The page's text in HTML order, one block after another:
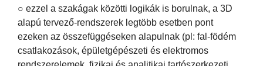
○ ezzel a szakágak közötti logikák is borulnak, a 3D
alapú tervező-rendszerek legtöbb esetben pont
ezeken az összefüggéseken alapulnak (pl: fal-födém
csatlakozások, épületgépészeti és elektromos